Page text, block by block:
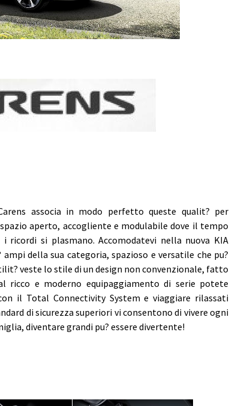
associa in modo perfetto queste qualit? per
aperto, accogliente e modulabile dove il tempo
ricordi si plasmano. Accomodatevi nella nuova KIA
della sua categoria, spazioso e versatile che pu?
veste lo stile di un design non convenzionale, fatto
ricco e moderno equipaggiamento di serie potete
il Total Connectivity System e viaggiare rilassati
di sicurezza superiori vi consentono di vivere ogni
diventare grandi pu? essere divertente!